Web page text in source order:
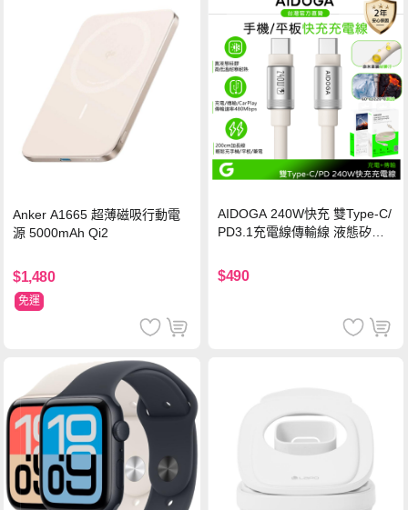
Anker A1665 超薄磁吸行動電
源 5000mAh Qi2
$1,480
免運
AIDOGA 240W快充 雙Type-C/
PD3.1充電線傳輸線 液態矽膠
機/平板/筆電
$490